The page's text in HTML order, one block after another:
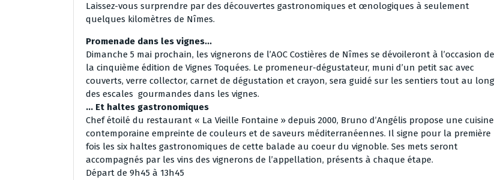
Laissez-vous surprendre par des découvertes gastronomiques et œnologiques à seulement
quelques kilomètres de Nîmes.
Promenade dans les vignes…
Dimanche 5 mai prochain, les vignerons de l’AOC Costières de Nîmes se dévoileront à l’occasion de
la cinquième édition de Vignes Toquées. Le promeneur-dégustateur, muni d’un petit sac avec
couverts, verre collector, carnet de dégustation et crayon, sera guidé sur les sentiers tout au long
des escales gourmandes dans les vignes.
… Et haltes gastronomiques
Chef étoilé du restaurant « La Vieille Fontaine » depuis 2000, Bruno d’Angélis propose une cuisine
contemporaine empreinte de couleurs et de saveurs méditerranéennes. Il signe pour la première
fois les six haltes gastronomiques de cette balade au coeur du vignoble. Ses mets seront
accompagnés par les vins des vignerons de l’appellation, présents à chaque étape.
Départ de 9h45 à 13h45